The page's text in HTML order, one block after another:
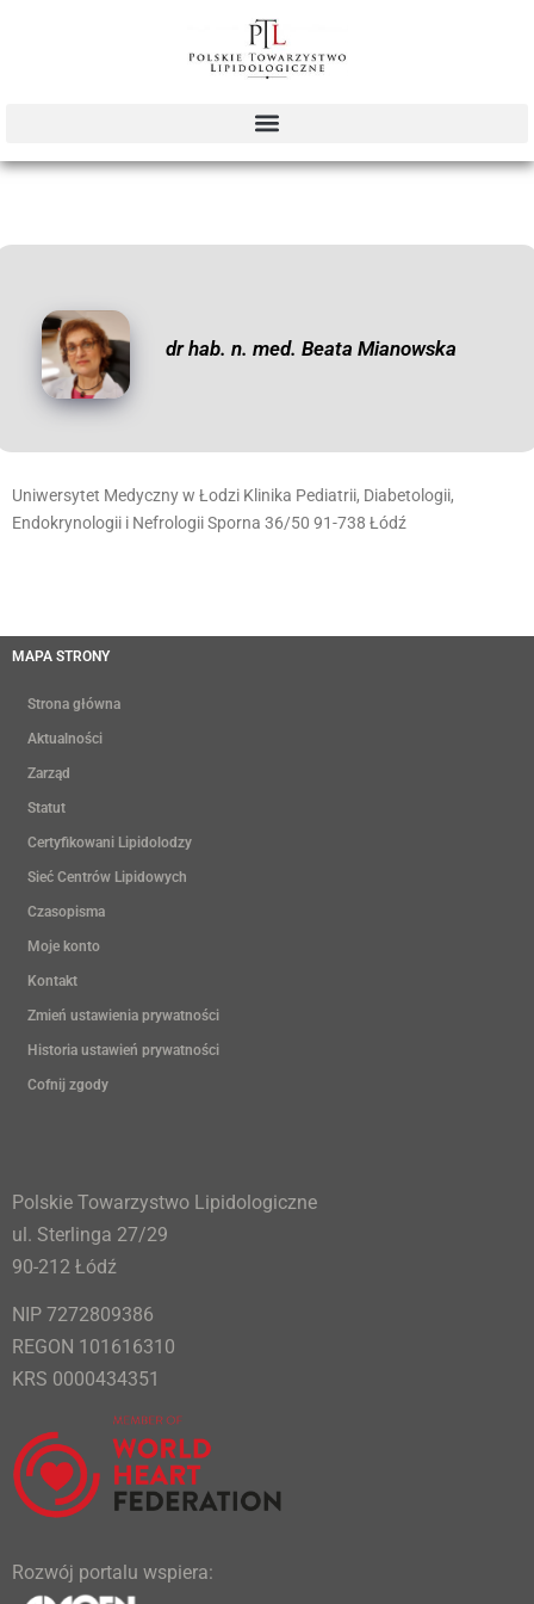
dr hab. n. med. Beata Mianowska
Uniwersytet Medyczny w Łodzi Klinika Pediatrii, Diabetologii,
Endokrynologii i Nefrologii Sporna 36/50 91-738 Łódź
MAPA STRONY
Strona główna
Aktualności
Zarząd
Statut
Certyfikowani Lipidolodzy
Sieć Centrów Lipidowych
Czasopisma
Moje konto
Kontakt
Zmień ustawienia prywatności
Historia ustawień prywatności
Cofnij zgody
Polskie Towarzystwo Lipidologiczne
ul. Sterlinga 27/29
90-212 Łódź
NIP 7272809386
REGON 101616310
KRS 0000434351
Rozwój portalu wspiera: